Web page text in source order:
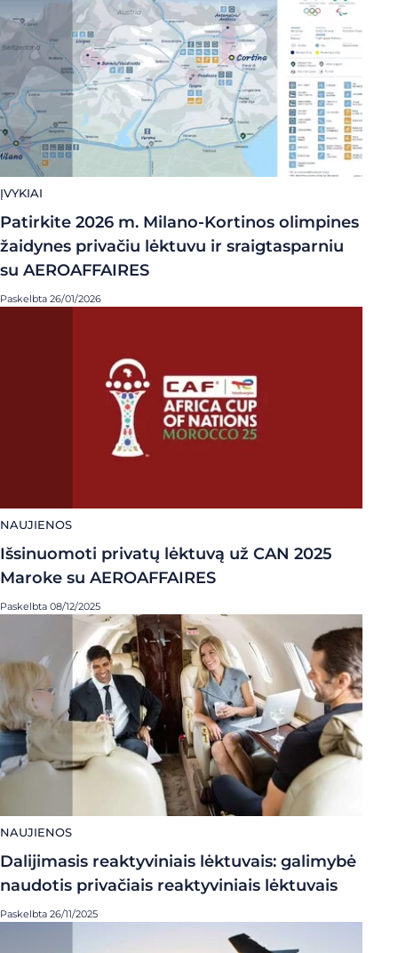
ĮVYKIAI
Patirkite 2026 m. Milano-Kortinos olimpines
žaidynes privačiu lėktuvu ir sraigtasparniu
su AEROAFFAIRES
Paskelbta 26/01/2026
NAUJIENOS
Išsinuomoti privatų lėktuvą už CAN 2025
Maroke su AEROAFFAIRES
Paskelbta 08/12/2025
NAUJIENOS
Dalijimasis reaktyviniais lėktuvais: galimybė
naudotis privačiais reaktyviniais lėktuvais
Paskelbta 26/11/2025